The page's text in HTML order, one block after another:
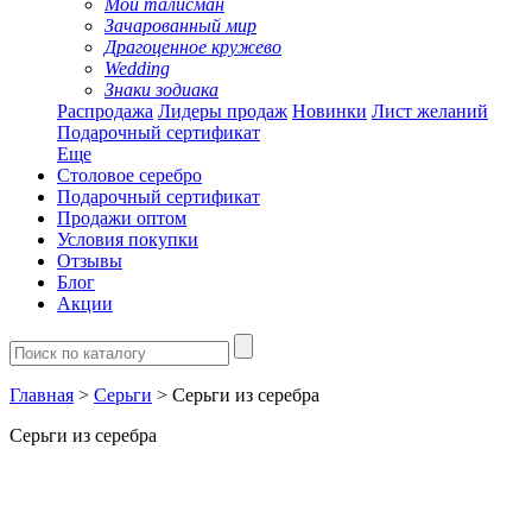
Мой талисман
Зачарованный мир
Драгоценное кружево
Wedding
Знаки зодиака
Распродажа Лидеры продаж Новинки Лист желаний
Подарочный сертификат
Еще
Столовое серебро
Подарочный сертификат
Продажи оптом
Условия покупки
Отзывы
Блог
Акции
Главная > Серьги > Серьги из серебра
Серьги из серебра